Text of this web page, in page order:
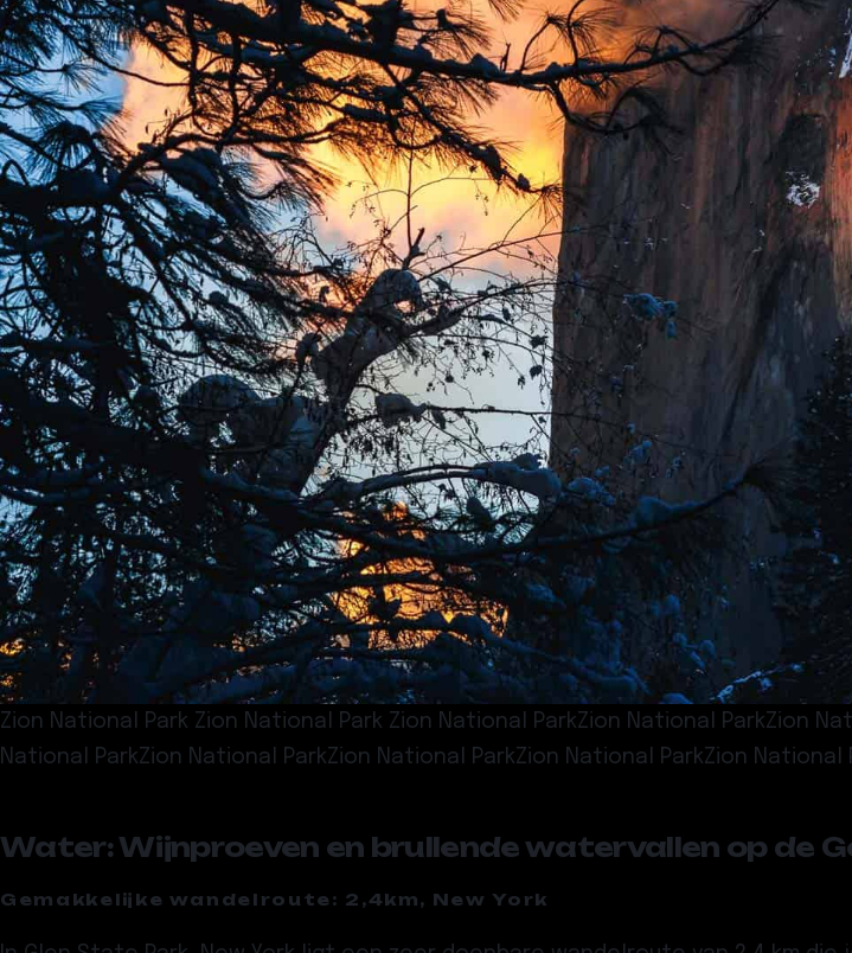
Zion National Park Zion National Park Zion National ParkZion National ParkZion
National ParkZion National ParkZion National ParkZion National ParkZion National
Water: Wijnproeven en brullende watervallen op de
Gemakkelijke wandelroute: 2,4km, New York